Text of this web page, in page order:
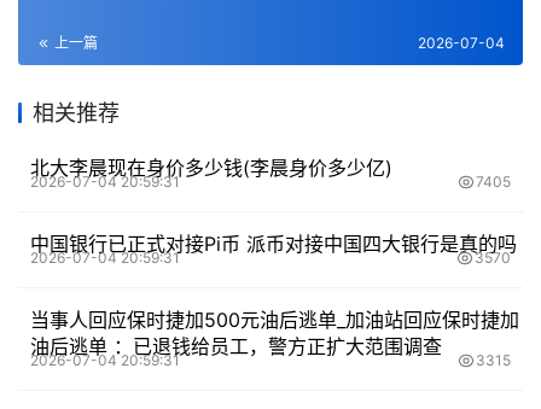
上一篇 2026-07-04
相关推荐
北大李晨现在身价多少钱(李晨身价多少亿)
2026-07-04 20:59:31 7405
中国银行已正式对接Pi币 派币对接中国四大银行是真的吗
2026-07-04 20:59:31 3570
当事人回应保时捷加500元油后逃单_加油站回应保时捷加
油后逃单 ：已退钱给员工，警方正扩大范围调查
2026-07-04 20:59:31 3315